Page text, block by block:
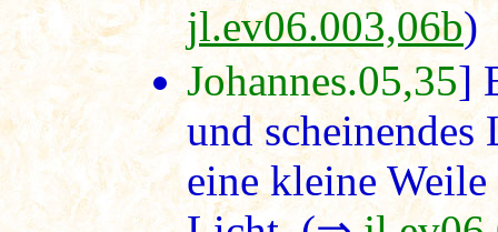
jl.ev06.003,06b)
Johannes.05,35]
und
eine kleine